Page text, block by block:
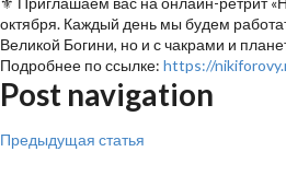
октября. Каждый день мы будем
Великой Богини, но и с чакрами и
Подробнее по ссылке: https://
Post navigation
Предыдущая статья